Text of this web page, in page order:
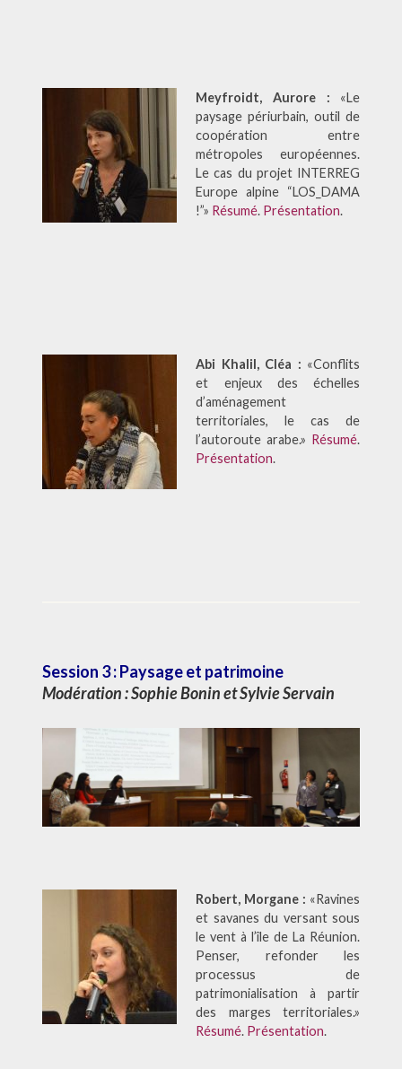
Meyfroidt, Aurore : «Le
paysage périurbain, outil de
coopération entre
métropoles européennes.
Le cas du projet INTERREG
Europe alpine “LOS_DAMA
!”» Résumé. Présentation.
Abi Khalil, Cléa : «Conflits
et enjeux des échelles
d’aménagement
territoriales, le cas de
l’autoroute arabe.» Résumé.
Présentation.
Session 3 : Paysage et patrimoine
Modération :Sophie Bonin et Sylvie Servain
Robert, Morgane : «Ravines
et savanes du versant sous
le vent à l’île de La Réunion.
Penser, refonder les
processus de
patrimonialisation à partir
des marges territoriales.»
Résumé. Présentation.